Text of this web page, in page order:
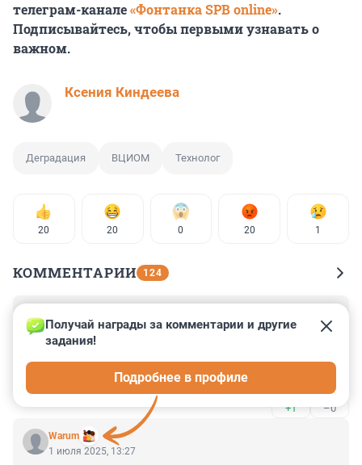
телеграм-канале«Фонтанка SPB online».
Подписывайтесь, чтобы первыми узнавать о
важном.
Ксения Киндеева
Деградация ВЦИОМ Технолог
20 20 0 20 1
КОММЕНТАРИИ 124
1 июля 2025, 15:55
Слишком много стрессов жизни толкает некоторых
на поиски чего-то безусловного. Будь то религия или
различные названные в статье оккультные практики
+1 –0
Warum
Получай награды за комментарии и другие
задания!
Подробнее в профиле
1 июля 2025, 13:27